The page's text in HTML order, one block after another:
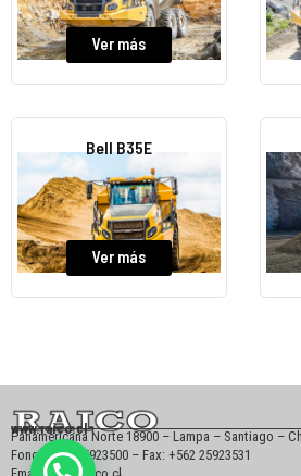
Ver más
Bell B35E
Ver más
www.raico.cl
Panamericana Norte 18900 – Lampa – Santiago –
Fono: +562 25923500 – Fax: +562 25923531